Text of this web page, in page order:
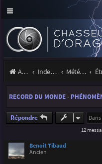
Accueil Index du forum Météo et climatologie des orages
RECORD DU MONDE -
Répondre
12
Benoit Tibaud
Ancien